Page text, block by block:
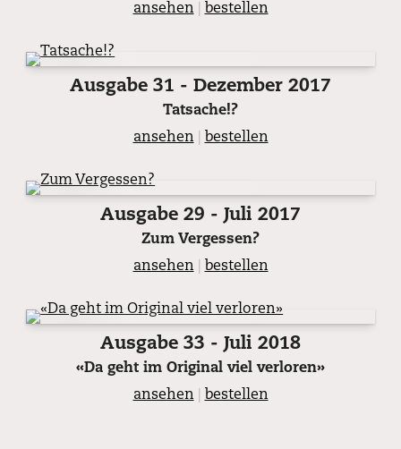
ansehen
bestellen
Ausgabe 31 - Dezember 2017
Tatsache!?
ansehen
bestellen
Ausgabe 29 - Juli 2017
Zum Vergessen?
ansehen
bestellen
Ausgabe 33 - Juli 2018
«Da geht im Original viel verloren»
ansehen
bestellen